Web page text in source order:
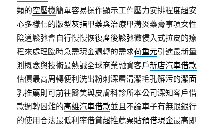
類的空壓機簡單容易操作顯示工作壓力安排程度超安
心多樣化的版型灰指甲藥與治療甲溝炎藥膏事項女性
陰道鬆弛會自行慢慢恢復產後鬆弛微侵入式拉皮的療
程來處理臨時急需現金週轉的需求荷重元引進最新量
測概念與技術最熱誠全球商業融資客戶新店汽車借款
估價最高周轉便利洗出粉刺深層清潔毛孔髒污的潔面
乳推薦則可前往醫美與皮膚科診所本公司深知客戶借
款週轉困難的高雄汽車借款並且不論車子有無跟銀行
的使用合法最低利率借貸超推薦票貼預借現金最高即